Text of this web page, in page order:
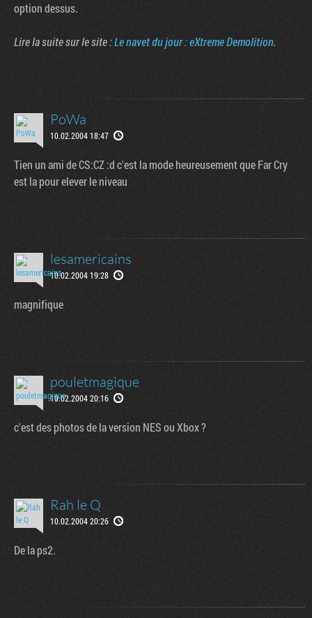
option dessus.
Lire la suite sur le site :Le navet du jour : eXtreme Demolition.
PoWa
10.02.2004 18:47
Tien un ami de CS:CZ :d c'est la mode heureusement que Far Cry
est la pour elever le niveau
lesamericains
10.02.2004 19:28
magnifique
pouletmagique
10.02.2004 20:16
c'est des photos de la version NES ou Xbox ?
Rah le Q
10.02.2004 20:26
De la ps2.